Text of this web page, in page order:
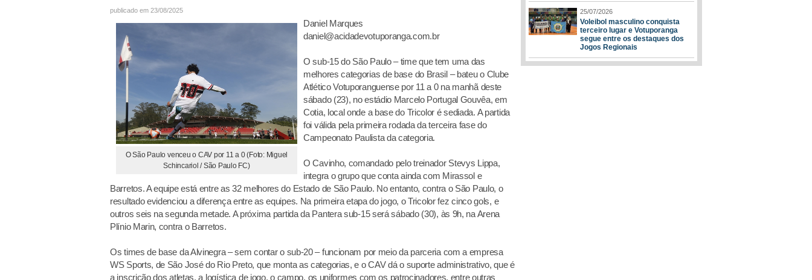
publicado em 23/08/2025
O São Paulo venceu o CAV por 11 a 0 (Foto: Miguel
Schincariol / São Paulo FC)
Daniel Marques
daniel@acidadevotuporanga.com.br
O sub-15 do São Paulo – time que tem uma das
melhores categorias de base do Brasil – bateu o Clube
Atlético Votuporanguense por 11 a 0 na manhã deste
sábado (23), no estádio Marcelo Portugal Gouvêa, em
Cotia, local onde a base do Tricolor é sediada. A partida
foi válida pela primeira rodada da terceira fase do
Campeonato Paulista da categoria.
O Cavinho, comandado pelo treinador Stevys Lippa,
integra o grupo que conta ainda com Mirassol e
Barretos. A equipe está entre as 32 melhores do Estado de São Paulo. No entanto, contra o São Paulo, o
resultado evidenciou a diferença entre as equipes. Na primeira etapa do jogo, o Tricolor fez cinco gols, e
outros seis na segunda metade. A próxima partida da Pantera sub-15 será sábado (30), às 9h, na Arena
Plínio Marin, contra o Barretos.
Os times de base da Alvinegra – sem contar o sub-20 – funcionam por meio da parceria com a empresa
WS Sports, de São José do Rio Preto, que monta as categorias, e o CAV dá o suporte administrativo, que é
a inscrição dos atletas, a logística de jogo, o campo, os uniformes com os patrocinadores, entre outras
25/07/2026
Voleibol masculino conquista
terceiro lugar e Votuporanga
segue entre os destaques dos
Jogos Regionais